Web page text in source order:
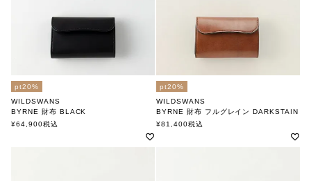
pt20%
WILDSWANS
BYRNE 財布 BLACK
ワイルドスワンズ
¥64,900税込
pt20%
WILDSWANS
BYRNE 財布 フルグレイン DARKSTAIN
ワイルドスワンズ
¥81,400税込